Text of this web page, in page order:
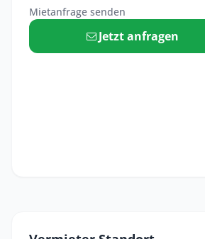
Mietanfrage senden
Jetzt anfragen